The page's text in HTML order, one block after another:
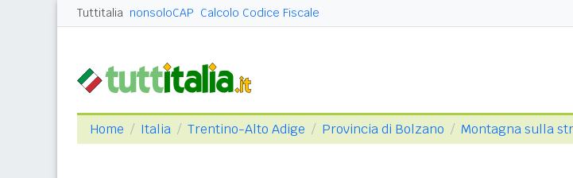
Tuttitalia nonsoloCAP Calcolo Codice Fiscale
Home Italia Trentino-Alto Adige Provincia di Bolzano Montagna sulla